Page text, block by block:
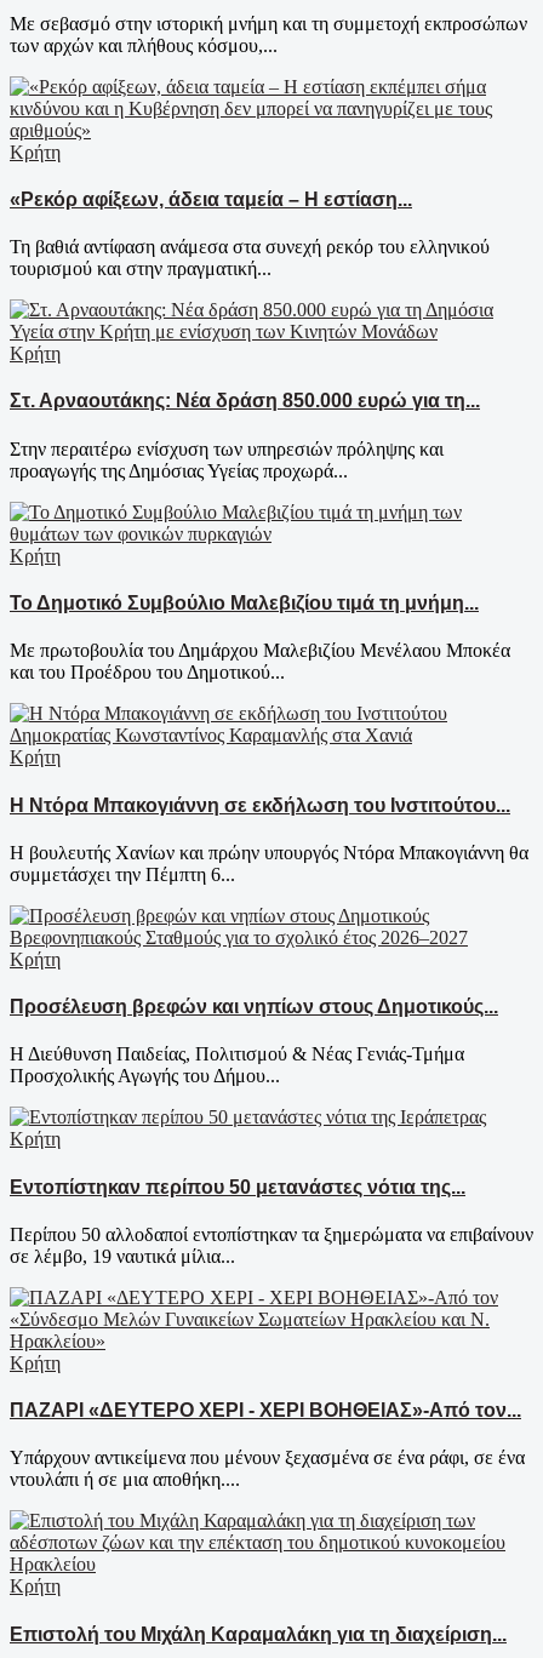
Με σεβασμό στην ιστορική μνήμη και τη συμμετοχή εκπροσώπων
των αρχών και πλήθους κόσμου,...
Κρήτη
«Ρεκόρ αφίξεων, άδεια ταμεία – Η εστίαση...
Τη βαθιά αντίφαση ανάμεσα στα συνεχή ρεκόρ του ελληνικού
τουρισμού και στην πραγματική...
Κρήτη
Στ. Αρναουτάκης: Νέα δράση 850.000 ευρώ για τη...
Στην περαιτέρω ενίσχυση των υπηρεσιών πρόληψης και
προαγωγής της Δημόσιας Υγείας προχωρά...
Κρήτη
Το Δημοτικό Συμβούλιο Μαλεβιζίου τιμά τη μνήμη...
Με πρωτοβουλία του Δημάρχου Μαλεβιζίου Μενέλαου Μποκέα
και του Προέδρου του Δημοτικού...
Κρήτη
Η Ντόρα Μπακογιάννη σε εκδήλωση του Ινστιτούτου...
Η βουλευτής Χανίων και πρώην υπουργός Ντόρα Μπακογιάννη θα
συμμετάσχει την Πέμπτη 6...
Κρήτη
Προσέλευση βρεφών και νηπίων στους Δημοτικούς...
Η Διεύθυνση Παιδείας, Πολιτισμού & Νέας Γενιάς-Τμήμα
Προσχολικής Αγωγής του Δήμου...
Κρήτη
Εντοπίστηκαν περίπου 50 μετανάστες νότια της...
Περίπου 50 αλλοδαποί εντοπίστηκαν τα ξημερώματα να επιβαίνουν
σε λέμβο, 19 ναυτικά μίλια...
Κρήτη
ΠΑΖΑΡΙ «ΔΕΥΤΕΡΟ ΧΕΡΙ - ΧΕΡΙ ΒΟΗΘΕΙΑΣ»-Από τον...
Υπάρχουν αντικείμενα που μένουν ξεχασμένα σε ένα ράφι, σε ένα
ντουλάπι ή σε μια αποθήκη....
Κρήτη
Επιστολή του Μιχάλη Καραμαλάκη για τη διαχείριση...